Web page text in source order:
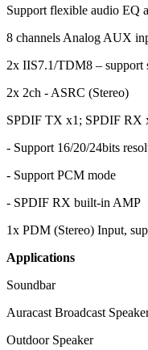
Support flexible audio EQ
8 channels Analog AUX
2x IIS7.1/TDM8 – support
2x 2ch - ASRC (Stereo)
SPDIF TX x1; SPDIF RX
- Support 16/20/24bits
- Support PCM mode
- SPDIF RX built-in AMP
1x PDM (Stereo) Input,
Applications
Soundbar
Auracast Broadcast
Outdoor Speaker